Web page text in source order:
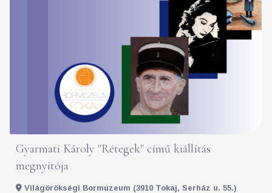
Gyarmati Károly "Rétegek" című kiállítás
megnyitója
Világörökségi Bormúzeum (3910 Tokaj, Serház u. 55.)